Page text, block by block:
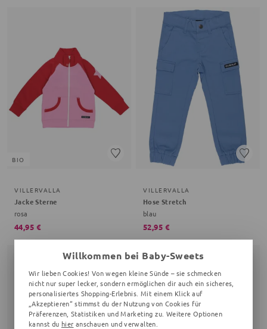
BIO
VILLERVALLA
Jacke Sterne
rosa
44,95 €
VILLERVALLA
Hose Stretch
blau
52,95 €
Willkommen bei Baby-Sweets
Wir lieben Cookies! Von wegen kleine Sünde – sie schmecken
nicht nur super lecker, sondern ermöglichen dir auch ein sicheres,
personalisiertes Shopping-Erlebnis. Mit einem Klick auf
„Akzeptieren“ stimmst du der Nutzung von Cookies für
Präferenzen, Statistiken und Marketing zu. Weitere Optionen
kannst du hier anschauen und verwalten.